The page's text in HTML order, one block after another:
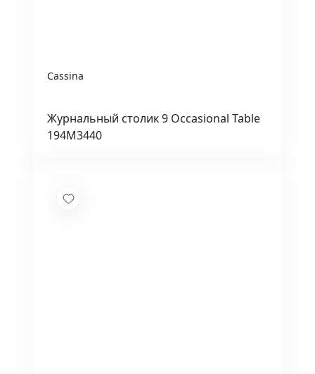
Cassina
Журнальный столик 9 Occasional Table
194M3440